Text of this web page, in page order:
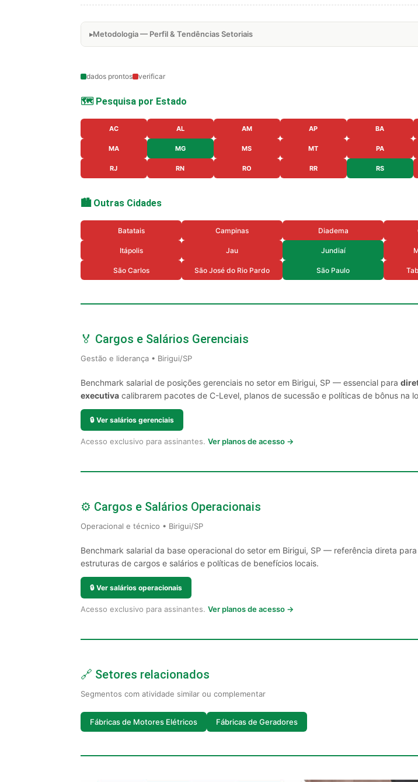
Metodologia — Perfil & Tendências Setoriais
dados prontos verificar
🗺️ Pesquisa por Estado
AC AL AM AP BA
MA MG MS MT PA
RJ RN RO RR RS
🏙️ Outras Cidades
Batatais Campinas Diadema
Itápolis Jau Jundiaí
São Carlos São José do Rio Pardo São Paulo
🏅 Cargos e Salários Gerenciais
Gestão e liderança • Birigui/SP
Benchmark salarial de posições gerenciais no setor em Birigui, SP — essencial para
executiva calibrarem pacotes de C-Level, planos de sucessão e políticas de bônus na
🔒 Ver salários gerenciais
Acesso exclusivo para assinantes. Ver planos de acesso →
⚙️ Cargos e Salários Operacionais
Operacional e técnico • Birigui/SP
Benchmark salarial da base operacional do setor em Birigui, SP — referência direta para
estruturas de cargos e salários e políticas de benefícios locais.
🔒 Ver salários operacionais
Acesso exclusivo para assinantes. Ver planos de acesso →
🔗 Setores relacionados
Segmentos com atividade similar ou complementar
Fábricas de Motores Elétricos Fábricas de Geradores